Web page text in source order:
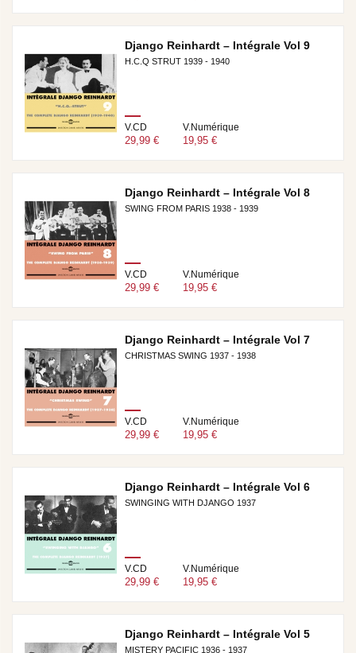
Django Reinhardt – Intégrale Vol 9
H.C.Q STRUT 1939 - 1940
V.CD
29,99 €
V.Numérique
19,95 €
Django Reinhardt – Intégrale Vol 8
SWING FROM PARIS 1938 - 1939
V.CD
29,99 €
V.Numérique
19,95 €
Django Reinhardt – Intégrale Vol 7
CHRISTMAS SWING 1937 - 1938
V.CD
29,99 €
V.Numérique
19,95 €
Django Reinhardt – Intégrale Vol 6
SWINGING WITH DJANGO 1937
V.CD
29,99 €
V.Numérique
19,95 €
Django Reinhardt – Intégrale Vol 5
MISTERY PACIFIC 1936 - 1937